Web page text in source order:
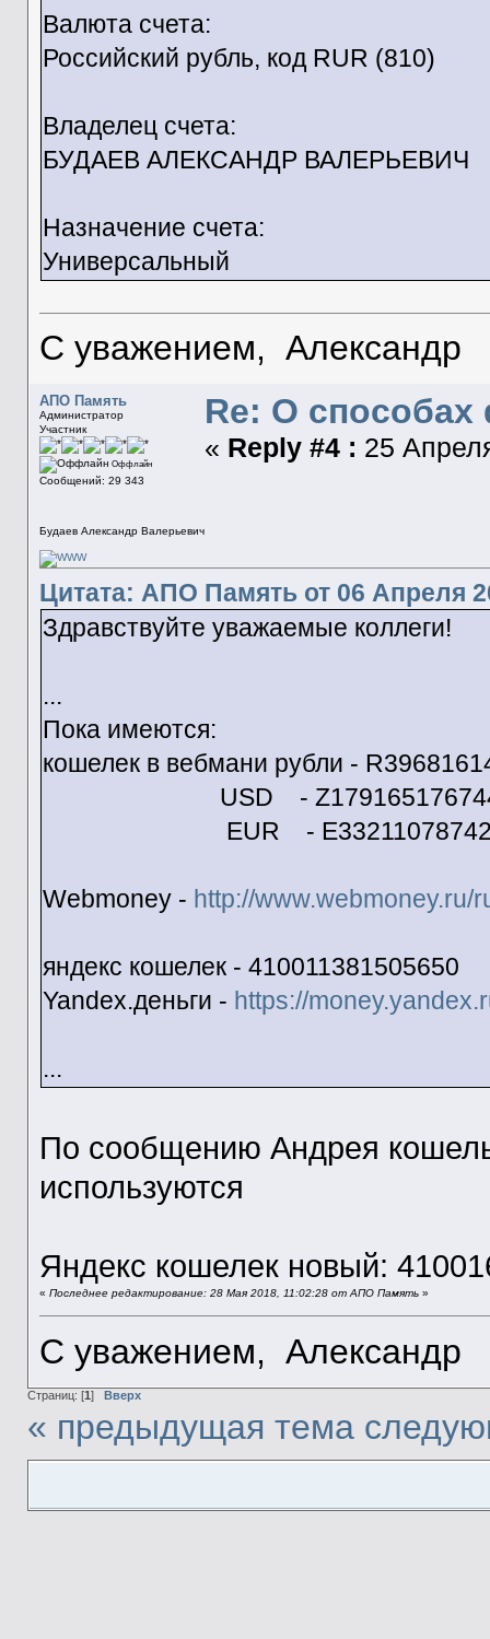
Валюта счета:
Российский рубль, код RUR (810)
Владелец счета:
БУДАЕВ АЛЕКСАНДР ВАЛЕРЬЕВИЧ
Назначение счета:
Универсальный
С уважением, Александр
АПО Память
Администратор
Участник
Оффлайн
Сообщений: 29 343
Будаев Александр Валерьевич
Re: О
« Reply #4 : 25
Цитата: АПО Память от 06 Апреля
Здравствуйте уважаемые коллеги!
...
Пока имеются:
кошелек в вебмани рубли -
USD -
EUR -
Webmoney - http://www.webmoney.ru/
яндекс кошелек - 410011381505650
Yandex.деньги - https://
...
По сообщению Андрея
используются
Яндекс кошелек новый:
« Последнее редактирование: 28 Мая 2018, 11:02:28 от АПО Память»
С уважением, Александр
Страниц: [1] Вверх
« предыдущая тема